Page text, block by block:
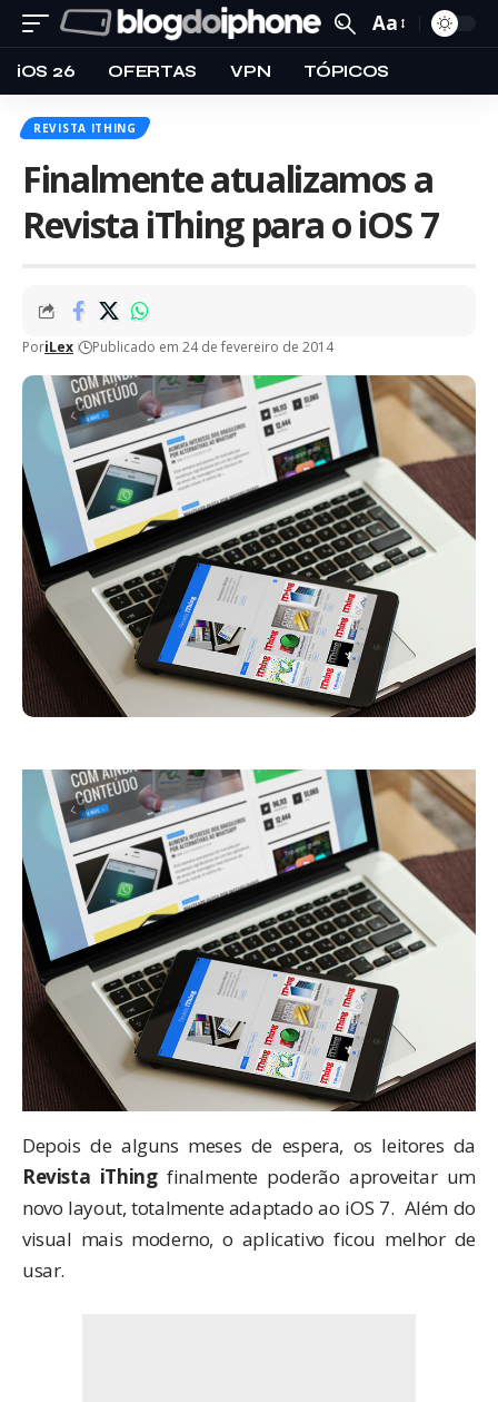
Aa
iOS 26 OFERTAS VPN TÓPICOS
REVISTA ITHING
Finalmente atualizamos a
Revista iThing para o iOS 7
PoriLex Publicado em 24 de fevereiro de 2014
Depois de alguns meses de espera, os leitores da
Revista iThingfinalmente poderão aproveitar um
novo layout, totalmente adaptado ao iOS 7. Além do
visual mais moderno, o aplicativo ficou melhor de
usar.